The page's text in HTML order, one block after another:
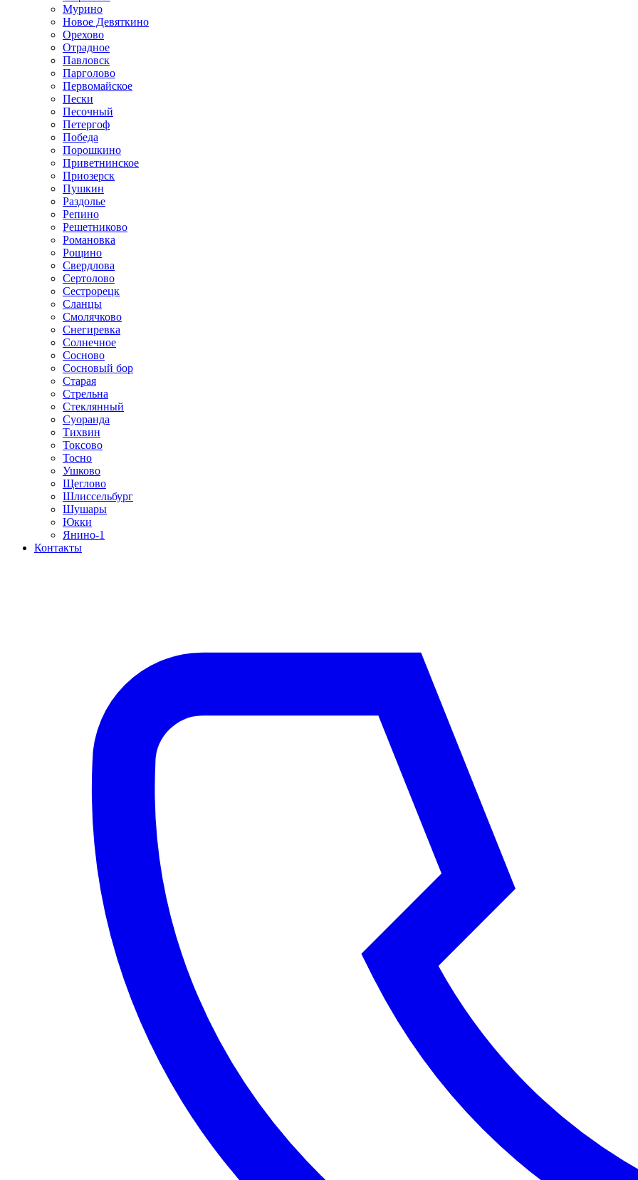
Мурино
Новое Девяткино
Орехово
Отрадное
Павловск
Парголово
Первомайское
Пески
Песочный
Петергоф
Победа
Порошкино
Приветнинское
Приозерск
Пушкин
Раздолье
Репино
Решетниково
Романовка
Рощино
Свердлова
Сертолово
Сестрорецк
Сланцы
Смолячково
Снегиревка
Солнечное
Сосново
Сосновый бор
Старая
Стрельна
Стеклянный
Суоранда
Тихвин
Токсово
Тосно
Ушково
Щеглово
Шлиссельбург
Шушары
Юкки
Янино-1
Контакты